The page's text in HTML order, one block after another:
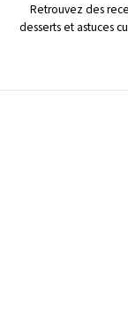
Retrouvez des
desserts et astuces